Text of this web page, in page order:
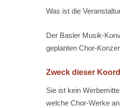
Was ist die
Der Basler Musik-
geplanten Chor-
Zweck dieser
Sie ist kein
welche Chor-Werke